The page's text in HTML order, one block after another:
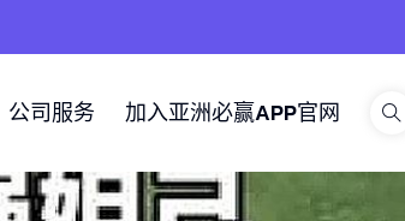
公司服务 加入亚洲必赢APP官网